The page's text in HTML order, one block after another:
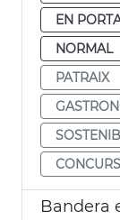
EN
NORMAL
PATRAIX
Bandera